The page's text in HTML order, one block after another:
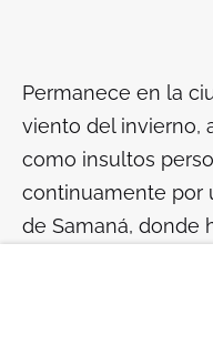
Permanece en la
viento del invierno,
como insultos
continuamente por
de Samaná, donde